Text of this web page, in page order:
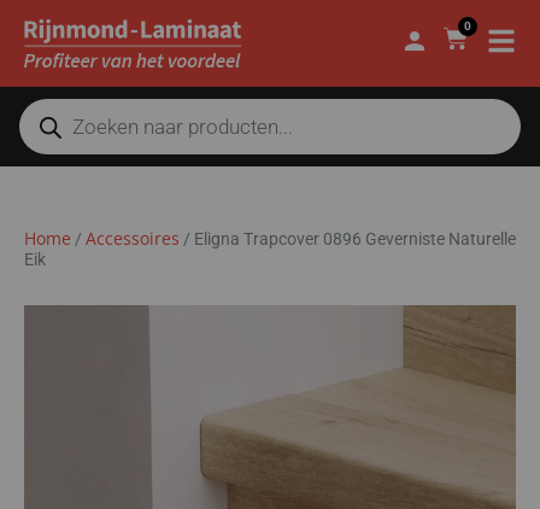
0
Home / Accessoires / Eligna Trapcover 0896 Geverniste Naturelle
Eik